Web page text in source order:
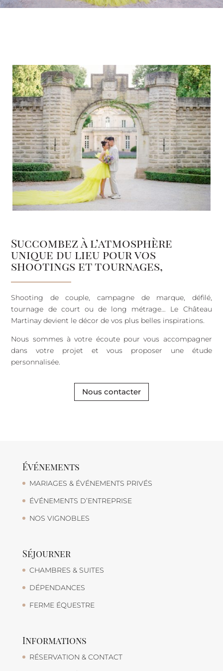
Succombez à l’atmosphère
unique du lieu pour vos
shootings et tournages,
Shooting de couple, campagne de marque, défilé,
tournage de court ou de long métrage… Le Château
Martinay devient le décor de vos plus belles inspirations.
Nous sommes à votre écoute pour vous accompagner
dans votre projet et vous proposer une étude
personnalisée.
Nous contacter
Événements
MARIAGES & ÉVÉNEMENTS PRIVÉS
ÉVÉNEMENTS D’ENTREPRISE
NOS VIGNOBLES
Séjourner
CHAMBRES & SUITES
DÉPENDANCES
FERME ÉQUESTRE
Informations
RÉSERVATION & CONTACT